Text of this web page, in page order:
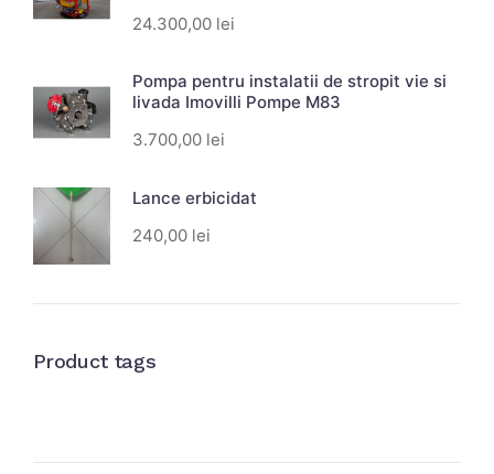
24.300,00 lei
Pompa pentru instalatii de stropit vie si
livada Imovilli Pompe M83
3.700,00 lei
Lance erbicidat
240,00 lei
Product tags